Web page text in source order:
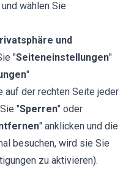
wählen Sie
und
"Seiteneinstellungen"
"
auf der rechten Seite jeder
"Sperren" oder
" anklicken und die
besuchen, wird sie Sie
zu aktivieren).